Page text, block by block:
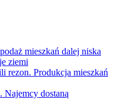
mieszkań dalej niska
ziemi
rezon. Produkcja mieszkań
Najemcy dostaną